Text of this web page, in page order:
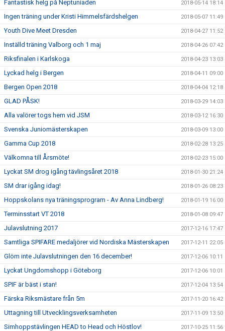
Fantastisk helg på Neptuniaden 2018-05-14 18:14
Ingen träning under Kristi Himmelsfärdshelgen 2018-05-07 11:49
Youth Dive Meet Dresden 2018-04-27 11:52
Inställd träning Valborg och 1 maj 2018-04-26 07:42
Riksfinalen i Karlskoga 2018-04-23 13:03
Lyckad helg i Bergen 2018-04-11 09:00
Bergen Open 2018 2018-04-04 12:18
GLAD PÅSK! 2018-03-29 14:03
Alla valörer togs hem vid JSM 2018-03-12 16:30
Svenska Juniomästerskapen 2018-03-09 13:00
Gamma Cup 2018 2018-02-28 13:25
Välkomna till Årsmöte! 2018-02-23 15:00
Lyckat SM drog igång tävlingsåret 2018 2018-01-30 21:24
SM drar igång idag! 2018-01-26 08:23
Hoppskolans nya träningsprogram - Av Anna Lindberg! 2018-01-19 16:00
Terminsstart VT 2018 2018-01-08 09:47
Julavslutning 2017 2017-12-16 17:47
Samtliga SPIFARE medaljörer vid Nordiska Mästerskapen 2017-12-11 22:05
Glöm inte Julavslutningen den 16 december! 2017-12-06 10:11
Lyckat Ungdomshopp i Göteborg 2017-12-06 10:01
SPIF är bäst i stan! 2017-12-04 13:54
Färska Riksmästare från 5m 2017-11-20 16:42
Uttagning till Utvecklingsverksamheten 2017-11-09 13:50
Simhoppstävlingen HEAD to Head och Höstlov! 2017-10-25 11:56